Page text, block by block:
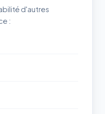
d'autres
: